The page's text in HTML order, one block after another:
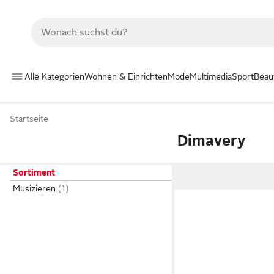
Alle KategorienWohnen & EinrichtenModeMultimediaSport
Startseite
Dimavery
Sortiment
Musizieren